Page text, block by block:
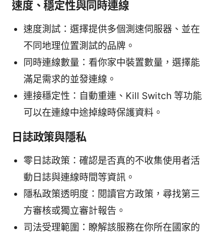
速度、穩定性與同時連線
速度測試：選擇提供多個測速伺服器、並在
不同地理位置測試的品牌。
同時連線數量：看你家中裝置數量，選擇能
滿足需求的並發連線。
連接穩定性：自動重連、Kill Switch 等功能
可以在連線中途掉線時保護資料。
日誌政策與隱私
零日誌政策：確認是否真的不收集使用者活
動日誌與連線時間等資訊。
隱私政策透明度：閱讀官方政策，尋找第三
方審核或獨立審計報告。
司法受理範圍：瞭解該服務在你所在國家的